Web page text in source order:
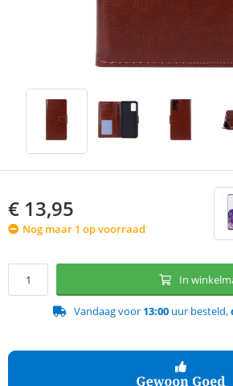
€ 13,95
Nog maar 1 op voorraad
In
Vandaag voor 13:00 uur besteld,